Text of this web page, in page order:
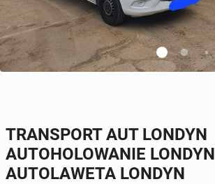
TRANSPORT AUT LONDYN
AUTOHOLOWANIE LONDYN
AUTOLAWETA LONDYN